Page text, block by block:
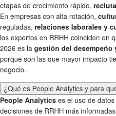
etapas de crecimiento rápido,
En empresas con alta rotación,
reguladas, relaciones laborales y
los expertos en RRHH coinciden en
2026 es la gestión del desempeño
porque son las que mayor impacto
negocio.
¿Qué es People Analytics y para
People Analytics es el uso de
decisiones de RRHH más